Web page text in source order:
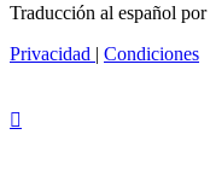
Traducción al español por
Privacidad | Condiciones